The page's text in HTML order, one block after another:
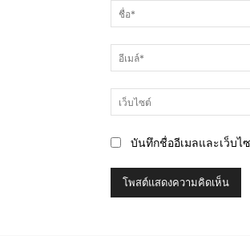
คิด
เห็น
บันทึกชื่ออีเมลและเว็บไ